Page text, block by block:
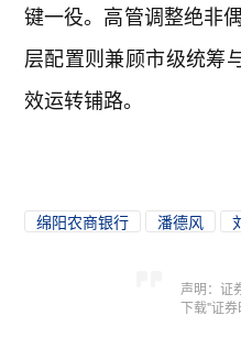
键一役。高管调整绝非
层配置则兼顾市级统筹
效运转铺路。
绵阳农商银行 潘德风
声明：证
下载"证